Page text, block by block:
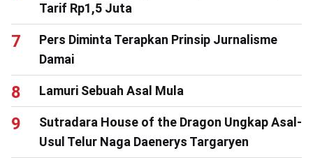
Tarif Rp1,5 Juta
Pers Diminta Terapkan Prinsip Jurnalisme
Damai
Lamuri Sebuah Asal Mula
Sutradara House of the Dragon Ungkap Asal-
Usul Telur Naga Daenerys Targaryen